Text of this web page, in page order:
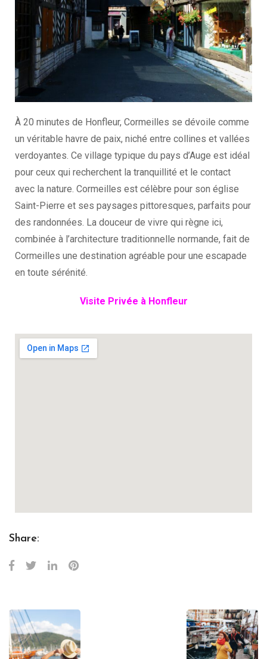
À 20 minutes de Honfleur, Cormeilles se dévoile comme
un véritable havre de paix, niché entre collines et vallées
verdoyantes. Ce village typique du pays d’Auge est idéal
pour ceux qui recherchent la tranquillité et le contact
avec la nature. Cormeilles est célèbre pour son église
Saint-Pierre et ses paysages pittoresques, parfaits pour
des randonnées. La douceur de vivre qui règne ici,
combinée à l’architecture traditionnelle normande, fait de
Cormeilles une destination agréable pour une escapade
en toute sérénité.
Visite Privée à Honfleur
Share: